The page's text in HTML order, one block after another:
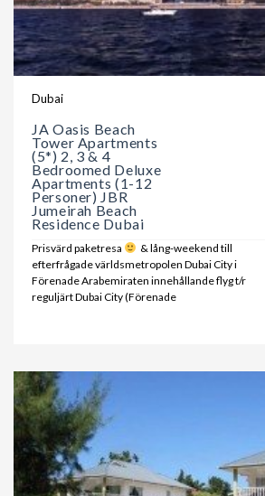
Dubai
JA Oasis Beach
Tower Apartments
(5*) 2, 3 & 4
Bedroomed Deluxe
Apartments (1-12
Personer) JBR
Jumeirah Beach
Residence Dubai
Prisvärd paketresa
& lång-weekend till
efterfrågade världsmetropolen Dubai City i
Förenade Arabemiraten innehållande flyg t/r
reguljärt Dubai City (Förenade